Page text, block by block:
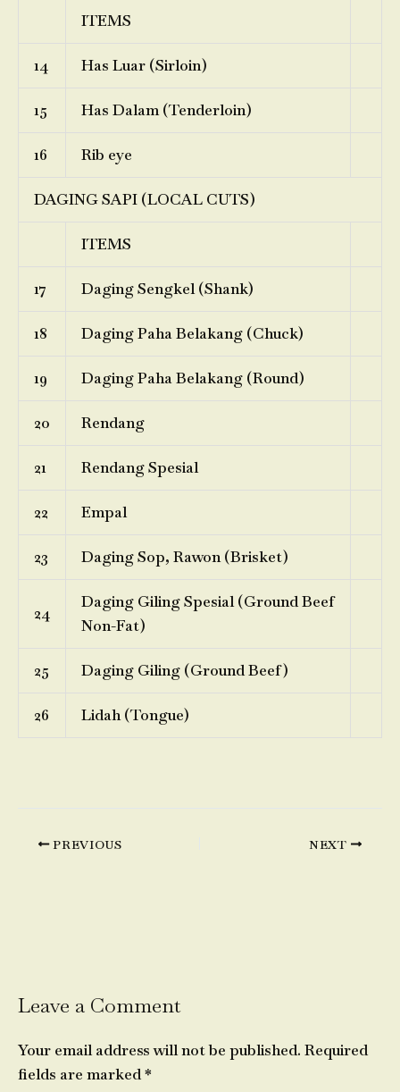
ITEMS
14 Has Luar (Sirloin)
15 Has Dalam (Tenderloin)
16 Rib eye
DAGING SAPI (LOCAL CUTS)
ITEMS
17 Daging Sengkel (Shank)
18 Daging Paha Belakang (Chuck)
19 Daging Paha Belakang (Round)
20 Rendang
21 Rendang Spesial
22 Empal
23 Daging Sop, Rawon (Brisket)
24
Daging Giling Spesial (Ground Beef
Non-Fat)
25 Daging Giling (Ground Beef)
26 Lidah (Tongue)
PREVIOUS NEXT
Leave a Comment
Your email address will not be published. Required
fields are marked*